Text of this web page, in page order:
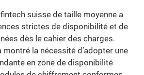
suisse de taille moyenne a
strictes de disponibilité et de
dès le cahier des charges.
montré la nécessité d’adopter une
en zone de disponibilité